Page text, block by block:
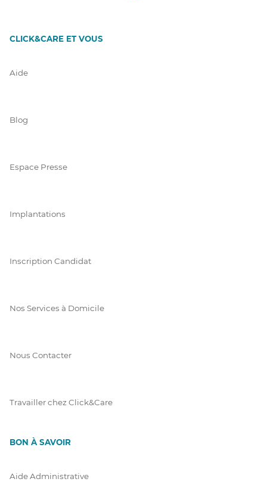
CLICK&CARE ET VOUS
Aide
Blog
Espace Presse
Implantations
Inscription Candidat
Nos Services à Domicile
Nous Contacter
Travailler chez Click&Care
BON À SAVOIR
Aide Administrative